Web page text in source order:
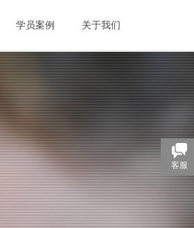
学员案例 关于我们
客服